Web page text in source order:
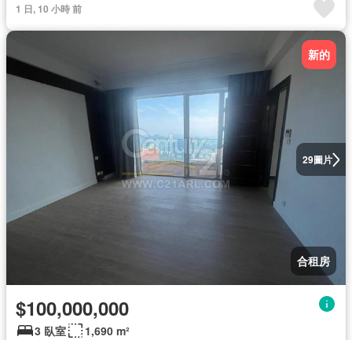
1 日, 10 小時 前
29圖片
新的
合租房
$100,000,000
3 臥室 1,690 m²